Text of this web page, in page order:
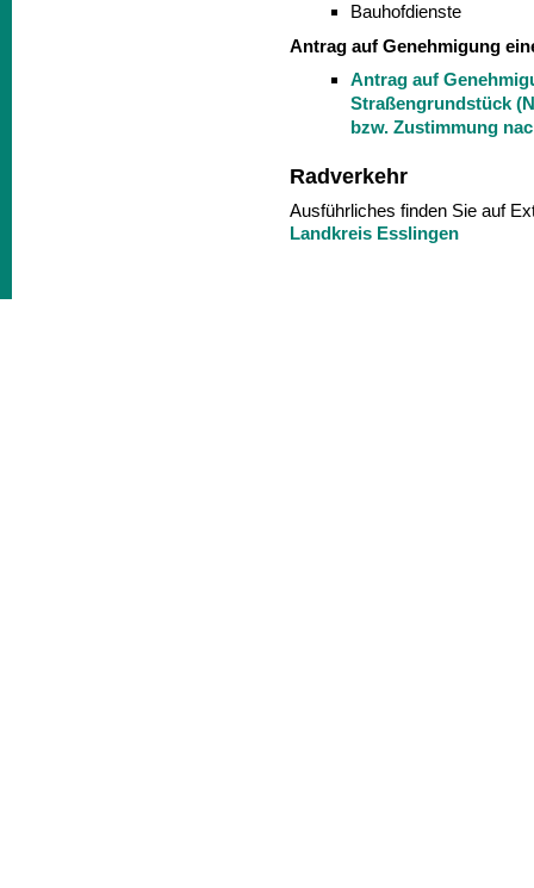
Bauhofdienste
Antrag auf Genehmigung
Antrag auf
Straßengrundstück
bzw. Zustimmung
Radverkehr
Ausführliches finden Sie auf
Landkreis Esslingen